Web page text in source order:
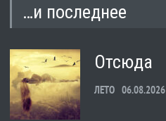
…и последнее
Отсюда
ЛЕТО 06.08.2026